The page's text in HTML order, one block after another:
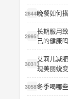
28448晚餐如何
29951
长期服用
己的健康吗
30313
艾莉儿减
现美丽蜕变
30581冬季喝哪